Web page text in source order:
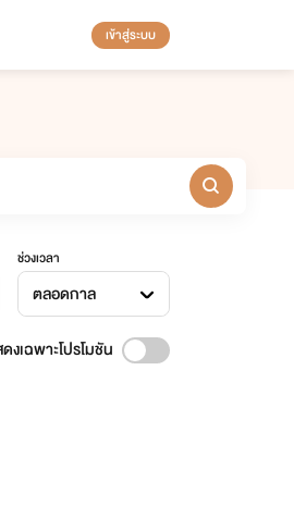
เข้าสู่ระบบ
ช่วงเวลา
ตลอดกาล
งเฉพาะโปรโมชัน